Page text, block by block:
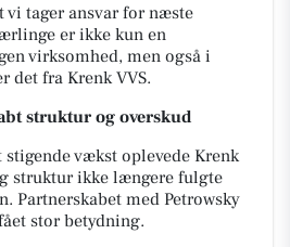
vi tager ansvar for næste
er ikke kun en
virksomhed, men også i
det fra Krenk VVS.
struktur og overskud
vækst oplevede Krenk
struktur ikke længere fulgte
Partnerskabet med Petrowsky
stor betydning.